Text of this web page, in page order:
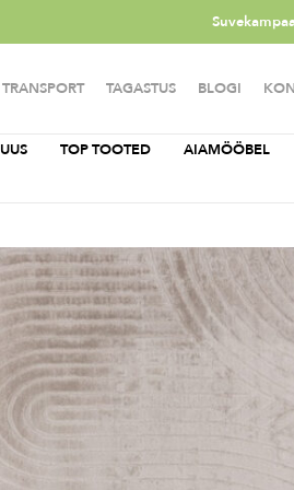
TRANSPORT TAGASTUS BLOGI
UUS TOP TOOTED AIAMÖÖBEL